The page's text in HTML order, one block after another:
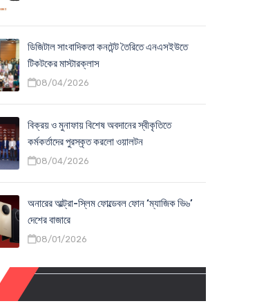
ডিজিটাল সাংবাদিকতা কনটেন্ট তৈরিতে এনএসইউতে
টিকটকের মাস্টারক্লাস
08/04/2026
বিক্রয় ও মুনাফায় বিশেষ অবদানের স্বীকৃতিতে
কর্মকর্তাদের পুরস্কৃত করলো ওয়ালটন
08/04/2026
অনারের আল্ট্রা-স্লিম ফোল্ডেবল ফোন ‘ম্যাজিক ভি৬’
দেশের বাজারে
08/01/2026